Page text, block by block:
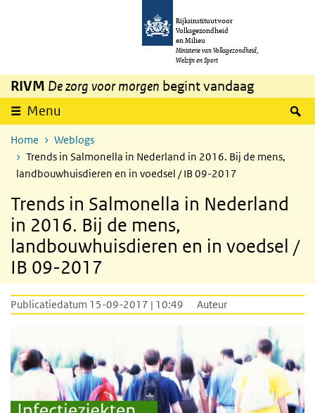
Overslaan en naar de inhoud gaan
Rijksinstituut voor
Volksgezondheid
en Milieu
Ministerie van Volksgezondheid,
Welzijn en Sport
RIVM De zorg voor morgen begint vandaag
Menu
Home
Weblogs
Trends in Salmonella in Nederland in 2016. Bij de mens,
landbouwhuisdieren en in voedsel / IB 09-2017
Trends in Salmonella in Nederland
in 2016. Bij de mens,
landbouwhuisdieren en in voedsel /
IB 09-2017
Publicatiedatum 15-09-2017 | 10:49 Auteur